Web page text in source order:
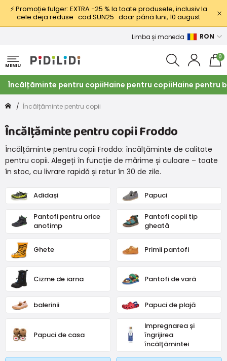
⚡ Promoție fulger: EXTRA −25 % la toate produsele, inclusiv la
cele deja reduse · cod SUN25 · doar până luni, 10 august
Limba și moneda RON
MENIU
0
Încălțăminte pentru copiiHaine pentru copiiHaine pentru
Încălțăminte pentru copii
Încălțăminte pentru copii Froddo
Încălțăminte pentru copii Froddo: încălțăminte de calitate
pentru copii. Alegeți în funcție de mărime și culoare – toate
în stoc, cu livrare rapidă și retur în 30 de zile.
Adidași Papuci
Pantofi pentru orice
anotimp
Pantofi copii tip
gheată
Ghete Primii pantofi
Cizme de iarna Pantofi de vară
balerinii Papuci de plajă
Papuci de casa
Impregnarea și
îngrijirea
încălțămintei